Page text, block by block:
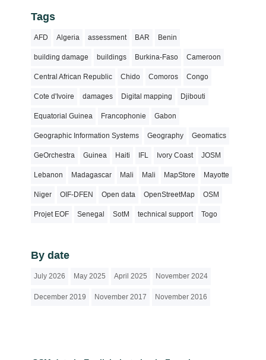
Tags
AFD Algeria assessment BAR Benin
building damage buildings Burkina-Faso Cameroon
Central African Republic Chido Comoros Congo
Cote d'Ivoire damages Digital mapping Djibouti
Equatorial Guinea Francophonie Gabon
Geographic Information Systems Geography Geomatics
GeOrchestra Guinea Haiti IFL Ivory Coast JOSM
Lebanon Madagascar Mali Mali MapStore Mayotte
Niger OIF-DFEN Open data OpenStreetMap OSM
Projet EOF Senegal SotM technical support Togo
By date
July 2026 May 2025 April 2025 November 2024
December 2019 November 2017 November 2016